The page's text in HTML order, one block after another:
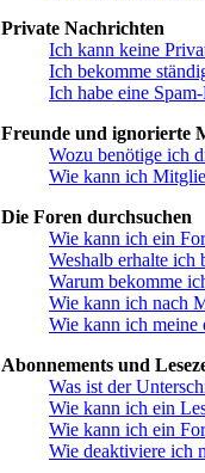
Private Nachrichten
Ich kann keine
Ich bekomme
Ich habe eine
Freunde und ignorierte
Wozu benötige ich
Wie kann ich
Die Foren durchsuchen
Wie kann ich ein
Weshalb erhalte ich
Warum bekomme
Wie kann ich nach
Wie kann ich meine
Abonnements und
Was ist der
Wie kann ich ein
Wie kann ich ein
Wie deaktiviere ich